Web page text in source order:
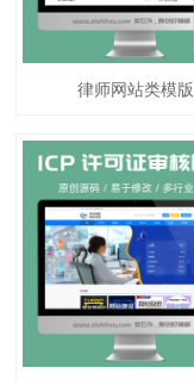
律师网站类模版